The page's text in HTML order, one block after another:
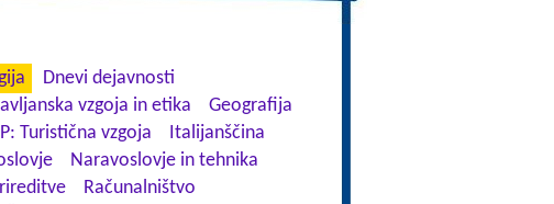
Dnevi dejavnosti
vzgoja in etika
Geografija
Turistična vzgoja
Italijanščina
Naravoslovje in tehnika
Računalništvo